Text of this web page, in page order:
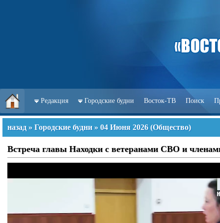
Редакция Городские будни Восток-ТВ Поиск
назад » Городские будни » 04 Июня 2026 (Общество)
Встреча главы Находки с ветеранами СВО и